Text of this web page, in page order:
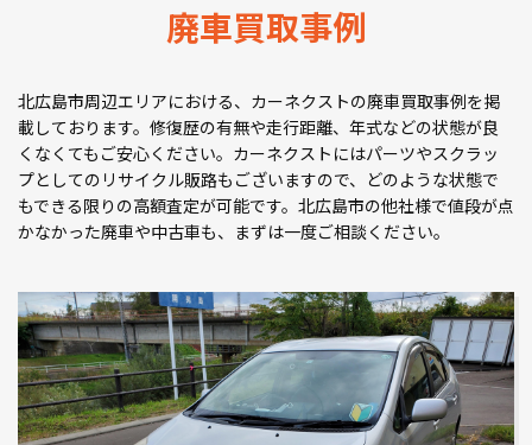
廃車買取事例
北広島市周辺エリアにおける、カーネクストの廃車買取事例を掲
載しております。修復歴の有無や走行距離、年式などの状態が良
くなくてもご安心ください。カーネクストにはパーツやスクラッ
プとしてのリサイクル販路もございますので、どのような状態で
もできる限りの高額査定が可能です。北広島市の他社様で値段が点
かなかった廃車や中古車も、まずは一度ご相談ください。